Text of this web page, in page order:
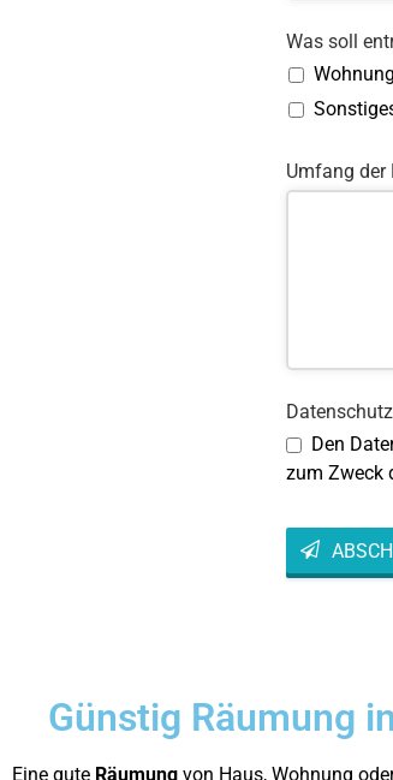
Was soll
Wohnung
Umfang der
Den
zum Zweck
Günstig Räumung
Eine gute Räumung von Haus, Wohnung